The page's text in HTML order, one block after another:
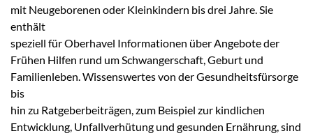
mit Neugeborenen oder Kleinkindern bis drei Jahre. Sie
enthält
speziell für Oberhavel Informationen über Angebote der
Frühen Hilfen rund um Schwangerschaft, Geburt und
Familienleben. Wissenswertes von der Gesundheitsfürsorge
bis
hin zu Ratgeberbeiträgen, zum Beispiel zur kindlichen
Entwicklung, Unfallverhütung und gesunden Ernährung, sind